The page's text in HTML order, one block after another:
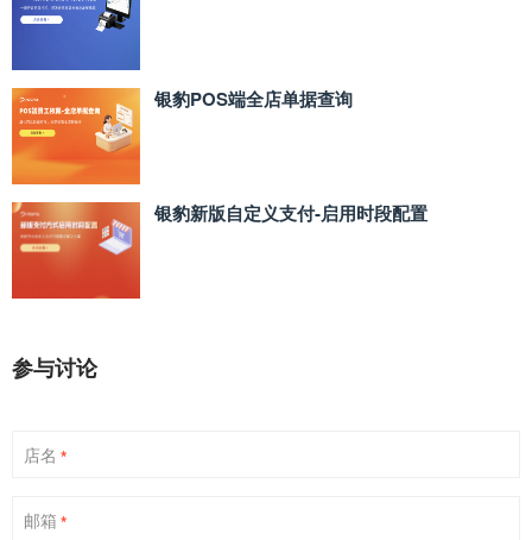
银豹POS端全店单据查询
银豹新版自定义支付‑启用时段配置
参与讨论
店名 *
邮箱 *